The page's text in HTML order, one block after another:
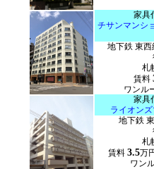
家具
チサンマンシ
地下鉄 東西
札
賃料
ワンル
家具
ライオン
地下鉄
札
賃料 3.5万
ワン